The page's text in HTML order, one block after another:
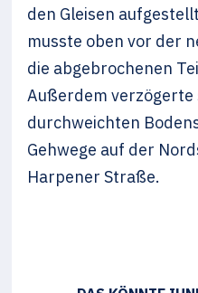
den Gleisen
musste oben vor der
die abgebrochenen
Außerdem verzögerte
durchweichten
Gehwege auf der
Harpener Straße.